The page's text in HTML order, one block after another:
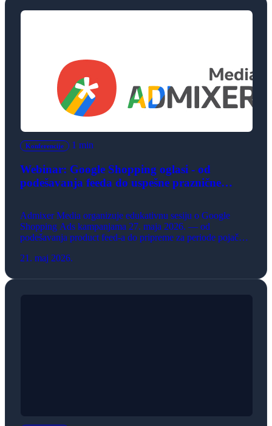
Konferencije 1 min
Webinar: Google Shopping oglasi - od
podešavanja feeda do uspešne praznične
Admixer Media organizuje edukativnu sesiju o Google
Shopping Ads kampanjama 27. maja 2026. — od
podešavanja product feed-a do pripreme za periode pojačane
21. maj 2026.